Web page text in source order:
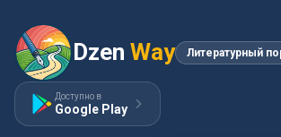
Dzen Way Литературный
Доступно в
Google Play